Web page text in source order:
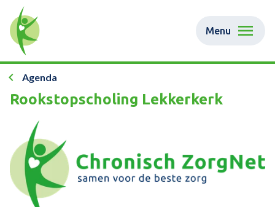
Menu
Agenda
Rookstopscholing Lekkerkerk